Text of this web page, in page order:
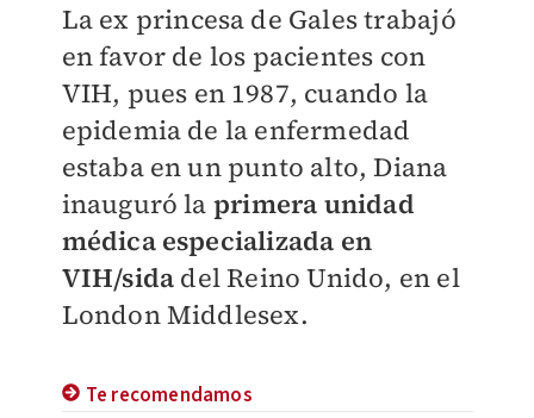
La ex princesa de Gales trabajó
en favor de los pacientes con
VIH, pues en 1987, cuando la
epidemia de la enfermedad
estaba en un punto alto, Diana
inauguró la primera unidad
médica especializada en
VIH/sida del Reino Unido, en el
London Middlesex.
Te recomendamos